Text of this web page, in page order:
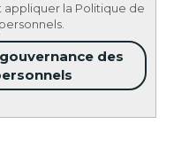
appliquer la Politique de
des